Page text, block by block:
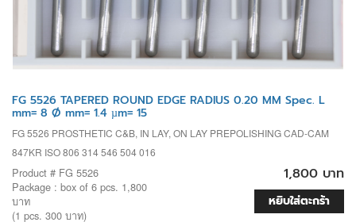
FG 5526 TAPERED ROUND EDGE RADIUS 0.20 MM Spec. L
mm= 8 Ø mm= 1.4 µm= 15
FG 5526 PROSTHETIC C&B, IN LAY, ON LAY PREPOLISHING CAD-CAM
847KR ISO 806 314 546 504 016
Product # FG 5526
Package : box of 6 pcs. 1,800
บาท
(1 pcs. 300 บาท)
1,800 บาท
หยิบใส่ตะกร้า